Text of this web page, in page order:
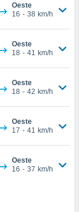
Oeste
16 - 38 km/h
Oeste
18 - 41 km/h
Oeste
18 - 42 km/h
Oeste
17 - 41 km/h
Oeste
16 - 37 km/h